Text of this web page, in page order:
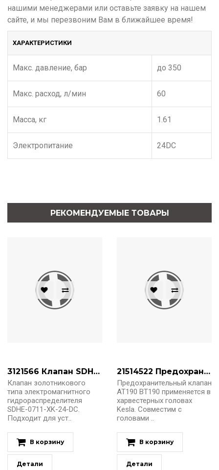
нашими менеджерами или оставьте заявку на нашем
сайте, и мы перезвоним Вам в ближайшее время!
ХАРАКТЕРИСТИКИ
Макс. давление, бар до 350
Макс. расход, л/мин 60
Масса, кг 1.61
Электропитание 24DC
РЕКОМЕНДУЕМЫЕ ТОВАРЫ
3121566 Клапан SDHE 0711 XK 24 DC
Клапан золотникового
типа электромагнитного
гидрораспределителя
SDHE-0711-XK-24-DC.
Подходит для уст..
В корзину
Детали
21514522 Предохранительный клапан AT190 BT190
Предохранительный клапан
AT190 BT190 применяется в
харвестерных головах
Kesla. Совместим с
головами ..
В корзину
Детали